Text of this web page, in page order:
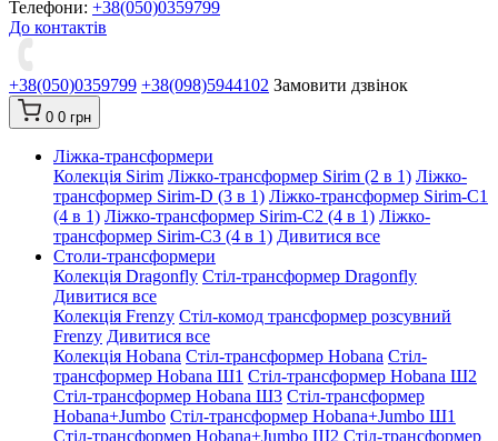
Телефони: +38(050)0359799
До контактів
+38(050)0359799 +38(098)5944102 Замовити дзвінок
0 0 грн
Ліжка-трансформери
Колекція Sirim Ліжко-трансформер Sirim (2 в 1) Ліжко-
трансформер Sirim-D (3 в 1) Ліжко-трансформер Sirim-C1
(4 в 1) Ліжко-трансформер Sirim-C2 (4 в 1) Ліжко-
трансформер Sirim-C3 (4 в 1) Дивитися все
Столи-трансформери
Колекція Dragonfly Стіл-трансформер Dragonfly
Дивитися все
Колекція Frenzy Стіл-комод трансформер розсувний
Frenzy Дивитися все
Колекція Hobana Стіл-трансформер Hobana Стіл-
трансформер Hobana Ш1 Стіл-трансформер Hobana Ш2
Стіл-трансформер Hobana Ш3 Стіл-трансформер
Hobana+Jumbo Стіл-трансформер Hobana+Jumbo Ш1
Стіл-трансформер Hobana+Jumbo Ш2 Стіл-трансформер